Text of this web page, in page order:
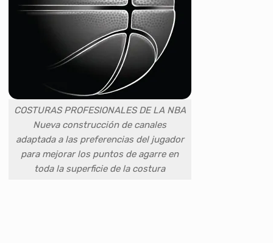
COSTURAS PROFESIONALES DE LA NBA
Nueva construcción de canales
adaptada a las preferencias del jugador
para mejorar los puntos de agarre en
toda la superficie de la costura